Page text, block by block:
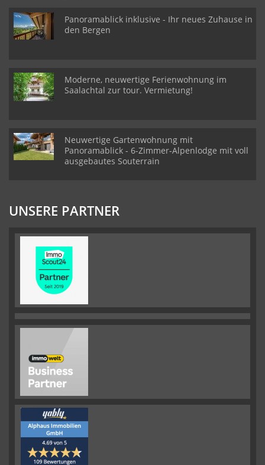
Panoramablick inklusive - Ihr neues Zuhause in
den Bergen
Moderne, neuwertige Ferienwohnung im
Saalachtal zur tour. Vermietung!
Neuwertige Gartenwohnung mit
Panoramablick - 6-Zimmer-Alpenlodge mit voll
ausgebautes Souterrain
UNSERE PARTNER